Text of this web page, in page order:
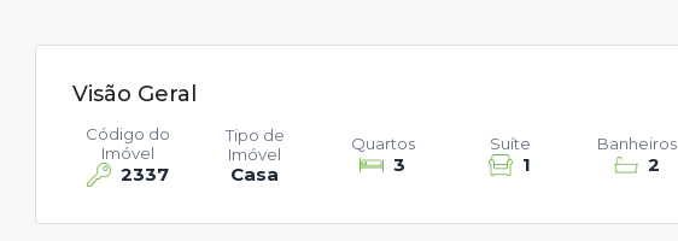
Visão Geral
2337
Código do
Imóvel
Casa
Tipo de
Imóvel
3
Quartos
1
Suíte
2
Banheiros